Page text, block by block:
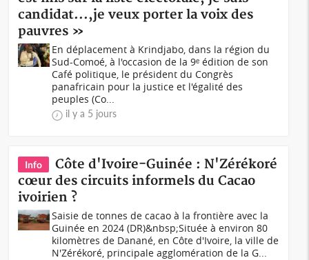
candidat...,je veux porter la voix des
pauvres »
En déplacement à Krindjabo, dans la région du
Sud-Comoé, à l'occasion de la 9ᵉ édition de son
Café politique, le président du Congrès
panafricain pour la justice et l'égalité des
peuples (Co...
il y a 5 jours
Info
Côte d'Ivoire-Guinée : N'Zérékoré
cœur des circuits informels du Cacao
ivoirien ?
Saisie de tonnes de cacao à la frontière avec la
Guinée en 2024 (DR)&nbsp;Située à environ 80
kilomètres de Danané, en Côte d'Ivoire, la ville de
N'Zérékoré, principale agglomération de la G...